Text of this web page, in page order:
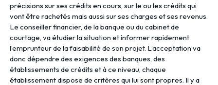
précisions sur ses crédits en cours, sur le ou les crédits qui
vont être rachetés mais aussi sur ses charges et ses revenus.
Le conseiller financier, de la banque ou du cabinet de
courtage, va étudier la situation et informer rapidement
l’emprunteur de la faisabilité de son projet. L’acceptation va
donc dépendre des exigences des banques, des
établissements de crédits et à ce niveau, chaque
établissement dispose de critères qui lui sont propres. Il y a